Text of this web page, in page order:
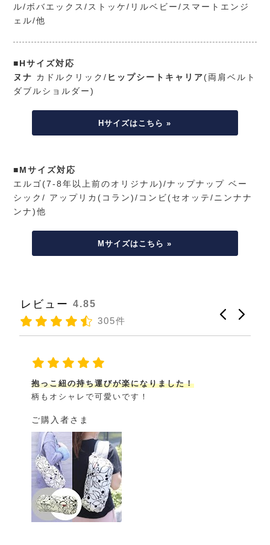
ル/ボバエックス/ストッケ/リルベビー/スマートエンジ
ェル/他
■Hサイズ対応
ヌナ カドルクリック/ ヒップシートキャリア(両肩ベルト
ダブルショルダー)
Hサイズはこちら »
■Mサイズ対応
エルゴ(7-8年以上前のオリジナル)/ナップナップ ベー
シック/ アップリカ(コラン)/コンビ(セオッテ/ニンナナ
ンナ)他
Mサイズはこちら »
レビュー
4.85
305件
エルゴが便利なBAG風になるカバー
エルゴがかさばるのと持ち運びにだらーんとなる
ので収納カバーを購入。
した！一度つ...もっと見る
腱鞘炎さま